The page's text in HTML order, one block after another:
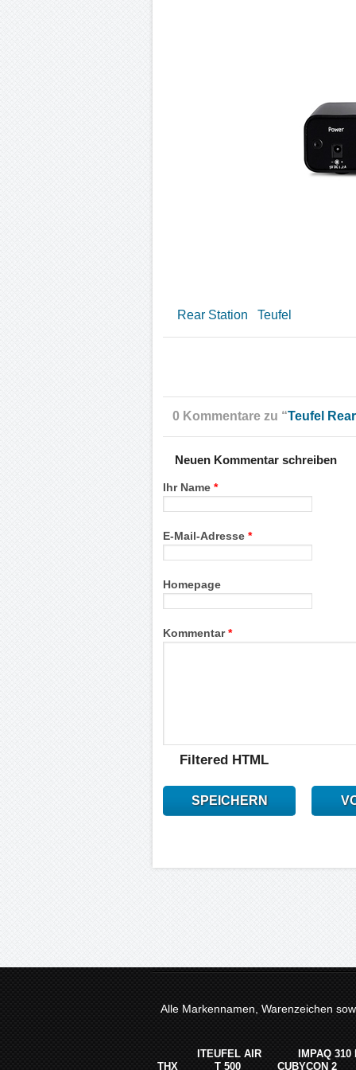
Rear Station Teufel
0 Kommentare zu “Teufel
Neuen Kommentar schreiben
Ihr Name*
E-Mail-Adresse*
Homepage
Kommentar*
Filtered HTML
SPEICHERN
Alle Markennamen, Warenzeichen
ITEUFEL AIR
IMPAQ
THX
T 500 CUBYCON 2